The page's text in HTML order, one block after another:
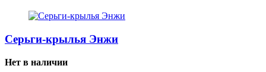
Серьги-крылья Энжи
Нет в наличии